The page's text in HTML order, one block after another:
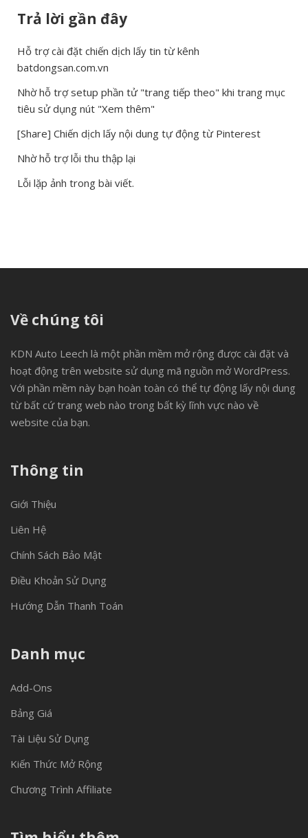
Trả lời gần đây
Hỗ trợ cài đặt chiến dịch lấy tin từ kênh
batdongsan.com.vn
Nhờ hỗ trợ setup phần tử "trang tiếp theo" khi trang mục
tiêu sử dụng nút "Xem thêm"
[Share] Chiến dịch lấy nội dung tự động từ Pinterest
Nhờ hỗ trợ lỗi thu thập lại
Lỗi lặp ảnh trong bài viết.
Về chúng tôi
KDN Auto Leech là một phần mềm mở rộng được cài đặt và
hoạt động trên website sử dụng mã nguồn mở WordPress.
Với phần mềm này bạn hoàn toàn có thể tự động lấy nội dung
từ bất cứ trang web nào trong bất kỳ lĩnh vực nào về
website của bạn.
Thông tin
Giới Thiệu
Liên Hệ
Chính Sách Bảo Mật
Điều Khoản Sử Dụng
Hướng Dẫn Thanh Toán
Danh mục
Add-Ons
Bảng Giá
Tài Liệu Sử Dụng
Kiến Thức Mở Rộng
Chương Trình Affiliate